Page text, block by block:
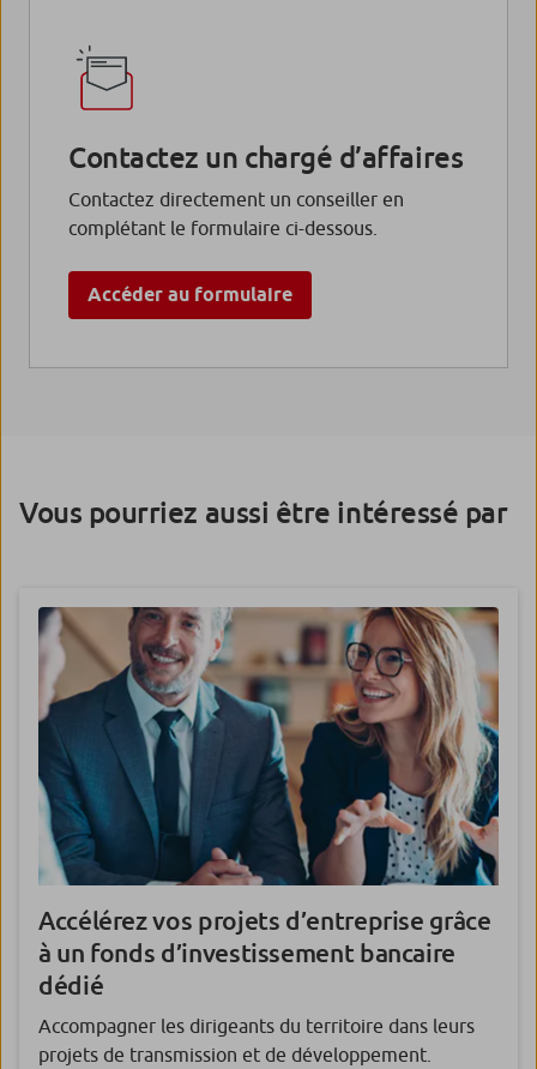
Contactez un chargé d’affaires
Contactez directement un conseiller en
complétant le formulaire ci-dessous.
Accéder au formulaire
Vous pourriez aussi être intéressé par
Accélérez vos projets d’entreprise grâce
à un fonds d’investissement bancaire
dédié
Accompagner les dirigeants du territoire dans leurs
projets de transmission et de développement.